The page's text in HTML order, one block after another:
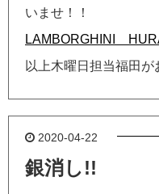
いませ！！
LAMBORGHINI
以上木曜日担当福田が
2020-04-22
銀消し!!